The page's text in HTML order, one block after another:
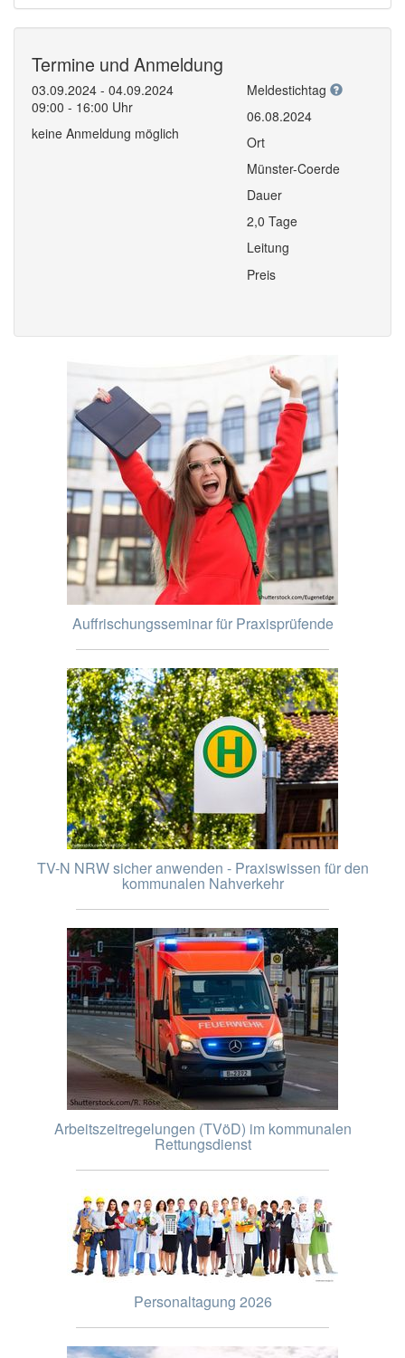
Termine und Anmeldung
03.09.2024 - 04.09.2024
09:00 - 16:00 Uhr
keine Anmeldung möglich
Meldestichtag
06.08.2024
Ort
Münster-Coerde
Dauer
2,0 Tage
Leitung
Preis
Auffrischungsseminar für Praxisprüfende
TV-N NRW sicher anwenden - Praxiswissen für den
kommunalen Nahverkehr
Arbeitszeitregelungen (TVöD) im kommunalen
Rettungsdienst
Personaltagung 2026